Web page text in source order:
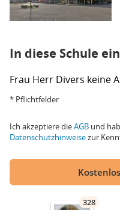
In diese Schule
Frau Herr Divers keine
* Pflichtfelder
Ich akzeptiere dieAGB und
Datenschutzhinweisezur
328